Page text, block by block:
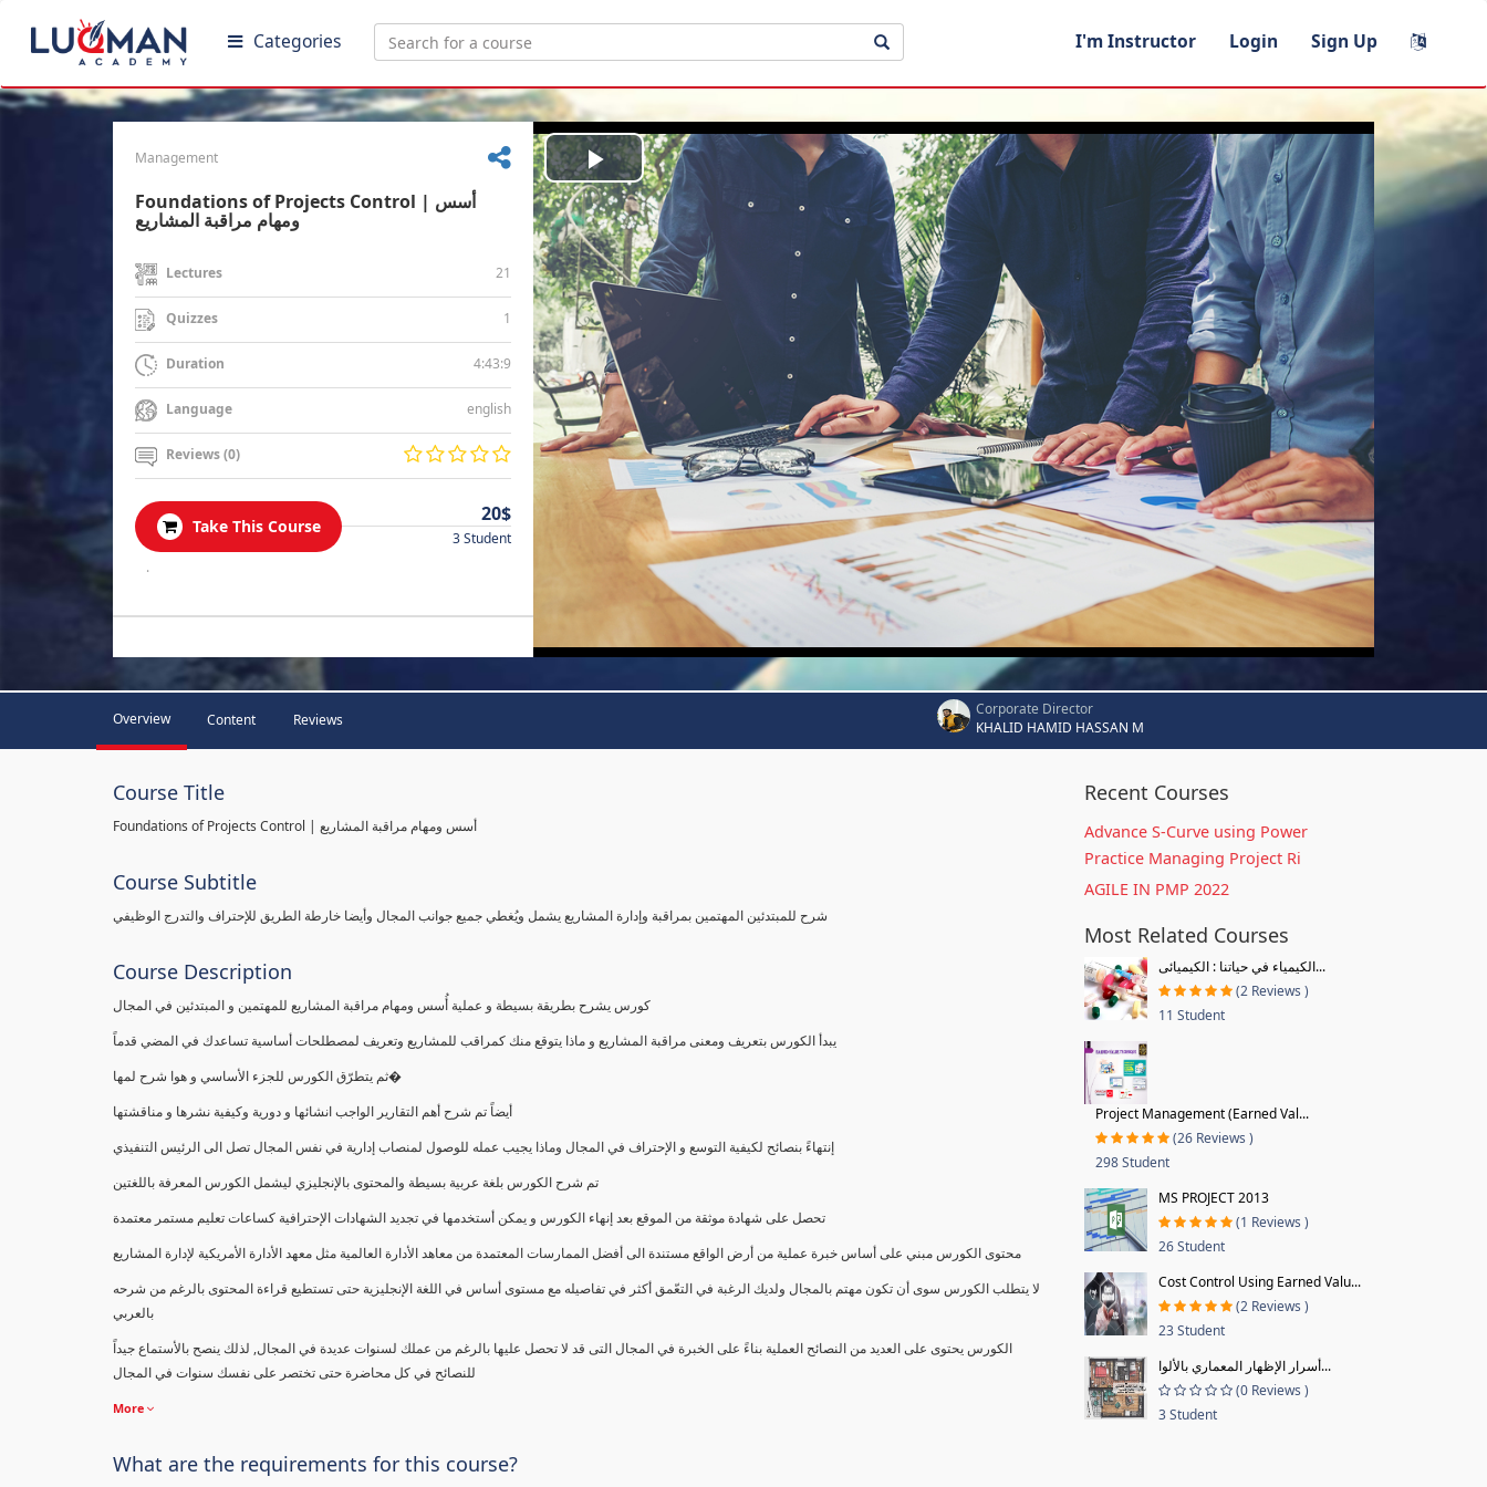
Categories I'm Instructor Login Sign Up
Management
Foundations of Projects Control | أسس
ومهام مراقبة المشاريع
Lectures 21
Quizzes 1
Duration 4:43:9
Language english
Reviews (0)
Take This Course
20$
3 Student
.
Play
Video
Overview Content Reviews
Corporate Director
KHALID HAMID HASSAN M
Course Title
Foundations of Projects Control | أسس ومهام مراقبة المشاريع
Course Subtitle
شرح للمبتدئين المهتمين بمراقبة وإدارة المشاريع يشمل ويُغطي جميع جوانب المجال وأيضا خارطة الطريق للإحتراف والتدرج الوظيفي
Course Description
كورس يشرح بطريقة بسيطة و عملية أُسس ومهام مراقبة المشاريع للمهتمين و المبتدئين في المجال
يبدأ الكورس بتعريف ومعنى مراقبة المشاريع و ماذا يتوقع منك كمراقب للمشاريع وتعريف لمصطلحات أساسية تساعدك في المضي قدماً
ثم يتطرّق الكورس للجزء الأساسي و هوا شرح لمها�
أيضاً تم شرح أهم التقارير الواجب انشائها و دورية وكيفية نشرها و مناقشتها
إنتهاءً بنصائح لكيفية التوسع و الإحتراف في المجال وماذا يجيب عمله للوصول لمنصاب إدارية في نفس المجال تصل الى الرئيس التنفيذي
تم شرح الكورس بلغة عربية بسيطة والمحتوى بالإنجليزي ليشمل الكورس المعرفة باللغتين
تحصل على شهادة موثقة من الموقع بعد إنهاء الكورس و يمكن أستخدمها في تجديد الشهادات الإحترافية كساعات تعليم مستمر معتمدة
محتوى الكورس مبني على أساس خبرة عملية من أرض الواقع مستندة الى أفضل الممارسات المعتمدة من معاهد الأدارة العالمية مثل معهد الأدارة الأمريكية لإدارة المشاريع
لا يتطلب الكورس سوى أن تكون مهتم بالمجال ولديك الرغبة في التعّمق أكثر في تفاصيله مع مستوى أساس في اللغة الإنجليزية حتى تستطيع قراءة المحتوى بالرغم من شرحه
بالعربي
الكورس يحتوى على العديد من النصائح العملية بناءً على الخبرة في المجال التى قد لا تحصل عليها بالرغم من عملك لسنوات عديدة في المجال, لذلك ينصح بالأستماع جيداً
للنصائح في كل محاضرة حتى تختصر على نفسك سنوات في المجال
More
What are the requirements for this course?
Recent Courses
Advance S-Curve using Power
Practice Managing Project Ri
AGILE IN PMP 2022
Most Related Courses
الكيمياء في حياتنا : الكيميائى...
(2 Reviews )
11 Student
Project Management (Earned Val...
(26 Reviews )
298 Student
MS PROJECT 2013
(1 Reviews )
26 Student
Cost Control Using Earned Valu...
(2 Reviews )
23 Student
أسرار الإظهار المعماري بالألوا...
(0 Reviews )
3 Student